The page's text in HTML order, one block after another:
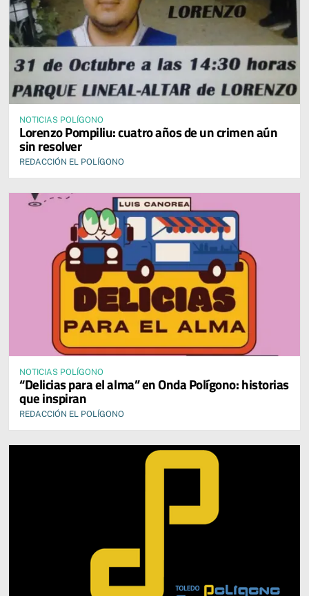
NOTICIAS POLÍGONO
Lorenzo Pompiliu: cuatro años de un crimen aún
sin resolver
REDACCIÓN EL POLÍGONO
NOTICIAS POLÍGONO
“Delicias para el alma” en Onda Polígono: historias
que inspiran
REDACCIÓN EL POLÍGONO